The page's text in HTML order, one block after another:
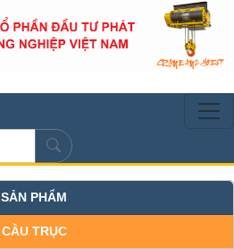
SẢN PHẨM
CẦU TRỤC